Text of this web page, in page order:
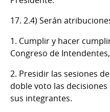
17. 2.4) Serán
1. Cumplir y hacer
Congreso de Intendentes,
2. Presidir las sesiones
doble voto las
sus integrantes.